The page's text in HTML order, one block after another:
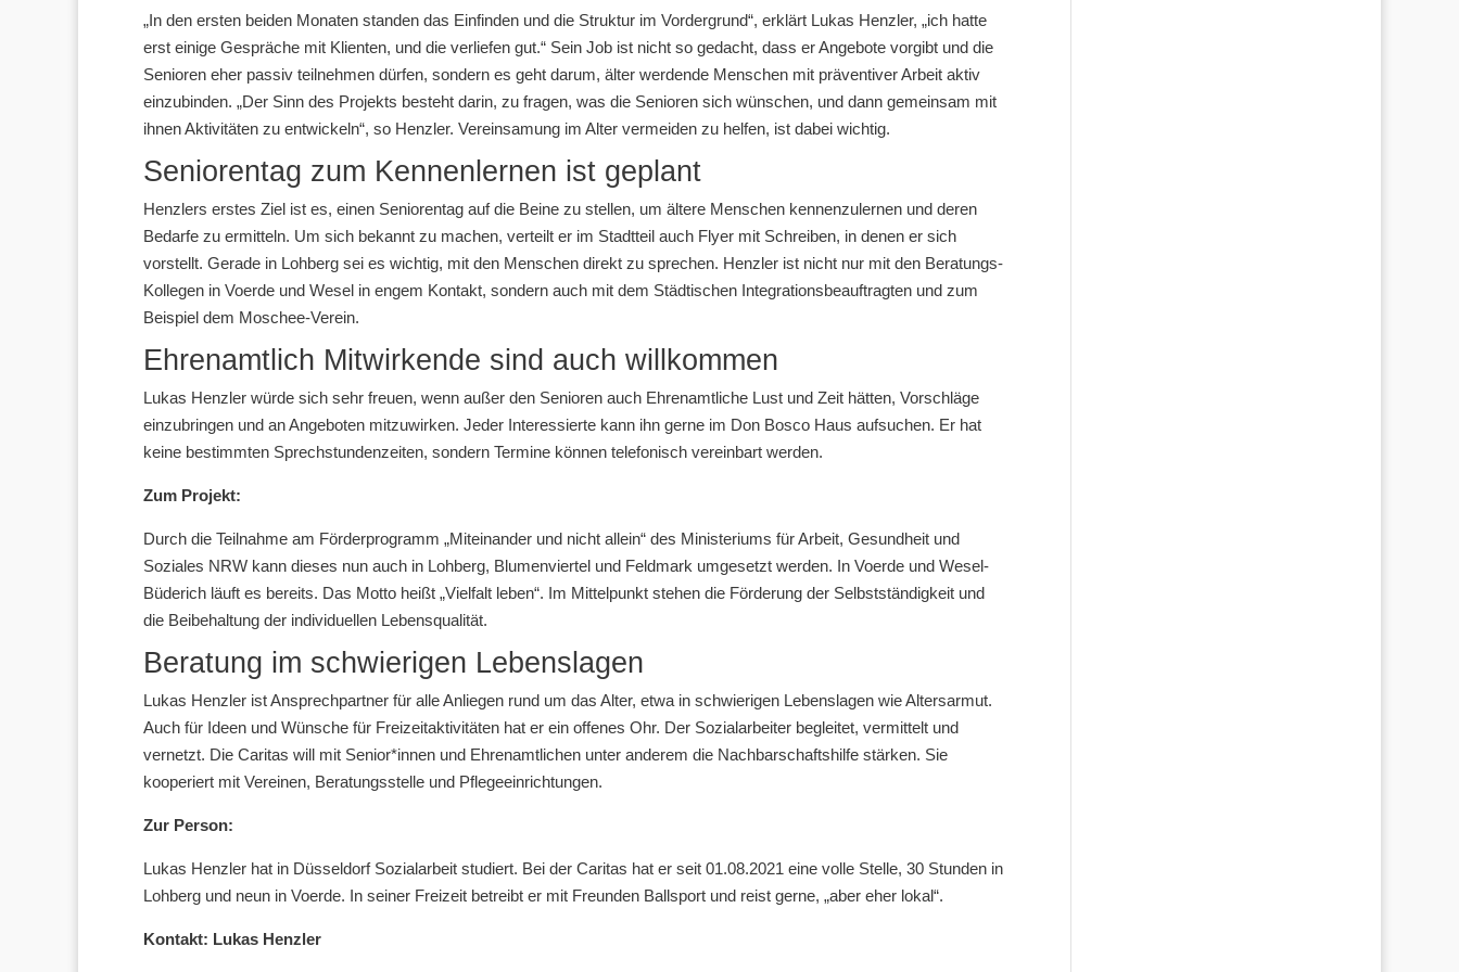
„In den ersten beiden Monaten standen das Einfinden und die Struktur im Vordergrund“, erklärt Lukas Henzler, „ich hatte
erst einige Gespräche mit Klienten, und die verliefen gut.“ Sein Job ist nicht so gedacht, dass er Angebote vorgibt und die
Senioren eher passiv teilnehmen dürfen, sondern es geht darum, älter werdende Menschen mit präventiver Arbeit aktiv
einzubinden. „Der Sinn des Projekts besteht darin, zu fragen, was die Senioren sich wünschen, und dann gemeinsam mit
ihnen Aktivitäten zu entwickeln“, so Henzler. Vereinsamung im Alter vermeiden zu helfen, ist dabei wichtig.
Seniorentag zum Kennenlernen ist geplant
Henzlers erstes Ziel ist es, einen Seniorentag auf die Beine zu stellen, um ältere Menschen kennenzulernen und deren
Bedarfe zu ermitteln. Um sich bekannt zu machen, verteilt er im Stadtteil auch Flyer mit Schreiben, in denen er sich
vorstellt. Gerade in Lohberg sei es wichtig, mit den Menschen direkt zu sprechen. Henzler ist nicht nur mit den Beratungs-
Kollegen in Voerde und Wesel in engem Kontakt, sondern auch mit dem Städtischen Integrationsbeauftragten und zum
Beispiel dem Moschee-Verein.
Ehrenamtlich Mitwirkende sind auch willkommen
Lukas Henzler würde sich sehr freuen, wenn außer den Senioren auch Ehrenamtliche Lust und Zeit hätten, Vorschläge
einzubringen und an Angeboten mitzuwirken. Jeder Interessierte kann ihn gerne im Don Bosco Haus aufsuchen. Er hat
keine bestimmten Sprechstundenzeiten, sondern Termine können telefonisch vereinbart werden.
Zum Projekt:
Durch die Teilnahme am Förderprogramm „Miteinander und nicht allein“ des Ministeriums für Arbeit, Gesundheit und
Soziales NRW kann dieses nun auch in Lohberg, Blumenviertel und Feldmark umgesetzt werden. In Voerde und Wesel-
Büderich läuft es bereits. Das Motto heißt „Vielfalt leben“. Im Mittelpunkt stehen die Förderung der Selbstständigkeit und
die Beibehaltung der individuellen Lebensqualität.
Beratung im schwierigen Lebenslagen
Lukas Henzler ist Ansprechpartner für alle Anliegen rund um das Alter, etwa in schwierigen Lebenslagen wie Altersarmut.
Auch für Ideen und Wünsche für Freizeitaktivitäten hat er ein offenes Ohr. Der Sozialarbeiter begleitet, vermittelt und
vernetzt. Die Caritas will mit Senior*innen und Ehrenamtlichen unter anderem die Nachbarschaftshilfe stärken. Sie
kooperiert mit Vereinen, Beratungsstelle und Pflegeeinrichtungen.
Zur Person:
Lukas Henzler hat in Düsseldorf Sozialarbeit studiert. Bei der Caritas hat er seit 01.08.2021 eine volle Stelle, 30 Stunden in
Lohberg und neun in Voerde. In seiner Freizeit betreibt er mit Freunden Ballsport und reist gerne, „aber eher lokal“.
Kontakt: Lukas Henzler